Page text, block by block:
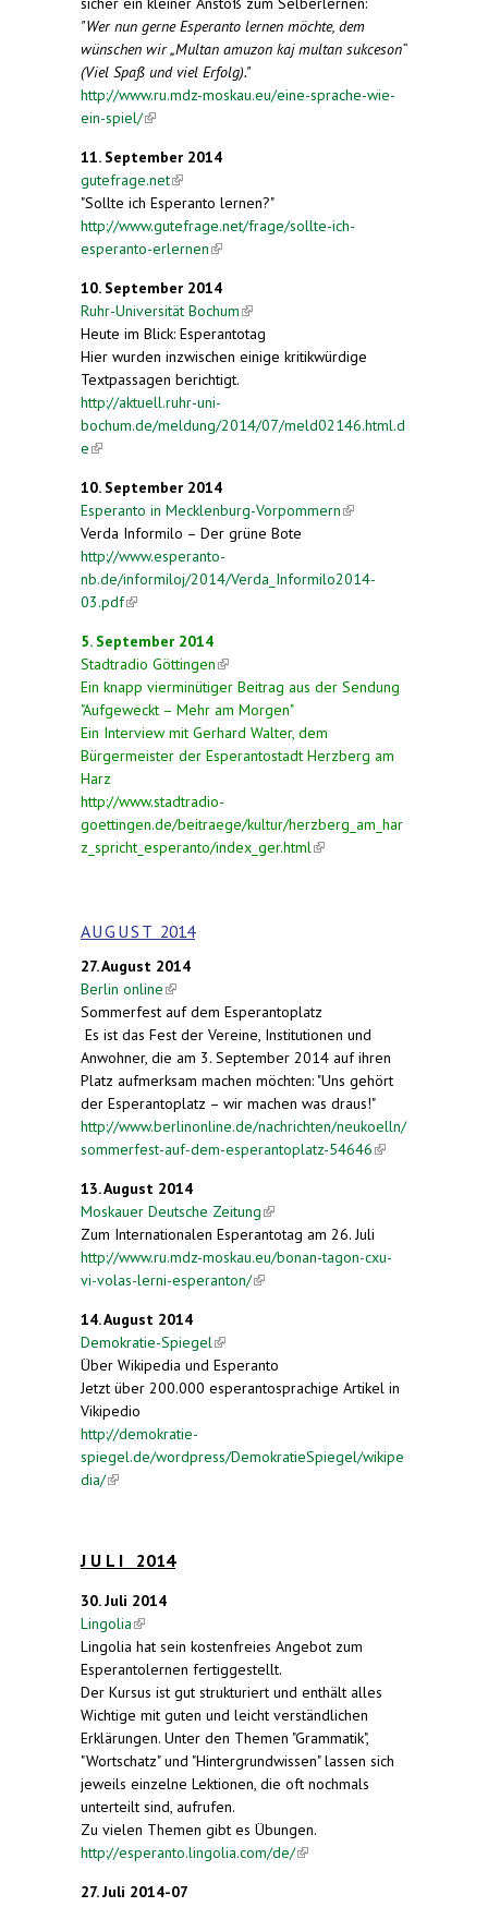
"Wer nun gerne Esperanto lernen möchte, dem
wünschen wir „Multan amuzon kaj multan sukceson“
(Viel Spaß und viel Erfolg)."
http://www.ru.mdz-moskau.eu/eine-sprache-wie-
ein-spiel/(link is external)
11. September 2014
gutefrage.net(link is external)
"Sollte ich Esperanto lernen?"
http://www.gutefrage.net/frage/sollte-ich-
esperanto-erlernen(link is external)
10. September 2014
Ruhr-Universität Bochum(link is external)
Heute im Blick: Esperantotag
Hier wurden inzwischen einige kritikwürdige
Textpassagen berichtigt.
http://aktuell.ruhr-uni-
bochum.de/meldung/2014/07/meld02146.html.d
e(link is external)
10. September 2014
Esperanto in Mecklenburg-Vorpommern(link is
Verda Informilo – Der grüne Bote
http://www.esperanto-
nb.de/informiloj/2014/Verda_Informilo2014-
03.pdf(link is external)
5. September 2014
Stadtradio Göttingen(link is external)
Ein knapp vierminütiger Beitrag aus der Sendung
"Aufgeweckt – Mehr am Morgen"
Ein Interview mit Gerhard Walter, dem
Bürgermeister der Esperantostadt Herzberg am
Harz
http://www.stadtradio-
goettingen.de/beitraege/kultur/herzberg_am_har
z_spricht_esperanto/index_ger.html (link is
A U G U S T 2014
27. August 2014
Berlin online(link is external)
Sommerfest auf dem Esperantoplatz
Es ist das Fest der Vereine, Institutionen und
Anwohner, die am 3. September 2014 auf ihren
Platz aufmerksam machen möchten: "Uns gehört
der Esperantoplatz – wir machen was draus!"
http://www.berlinonline.de/nachrichten/neukoelln/
sommerfest-auf-dem-esperantoplatz-54646(link is
13. August 2014
Moskauer Deutsche Zeitung(link is external)
Zum Internationalen Esperantotag am 26. Juli
http://www.ru.mdz-moskau.eu/bonan-tagon-cxu-
vi-volas-lerni-esperanton/(link is external)
14. August 2014
Demokratie-Spiegel (link is external)
Über Wikipedia und Esperanto
Jetzt über 200.000 esperantosprachige Artikel in
Vikipedio
http://demokratie-
spiegel.de/wordpress/DemokratieSpiegel/wikipe
dia/(link is external)
J U L I 2014
30. Juli 2014
Lingolia(link is external)
Lingolia hat sein kostenfreies Angebot zum
Esperantolernen fertiggestellt.
Der Kursus ist gut strukturiert und enthält alles
Wichtige mit guten und leicht verständlichen
Erklärungen. Unter den Themen "Grammatik",
"Wortschatz" und "Hintergrundwissen" lassen sich
jeweils einzelne Lektionen, die oft nochmals
unterteilt sind, aufrufen.
Zu vielen Themen gibt es Übungen.
http://esperanto.lingolia.com/de/(link is external)
27. Juli 2014-07